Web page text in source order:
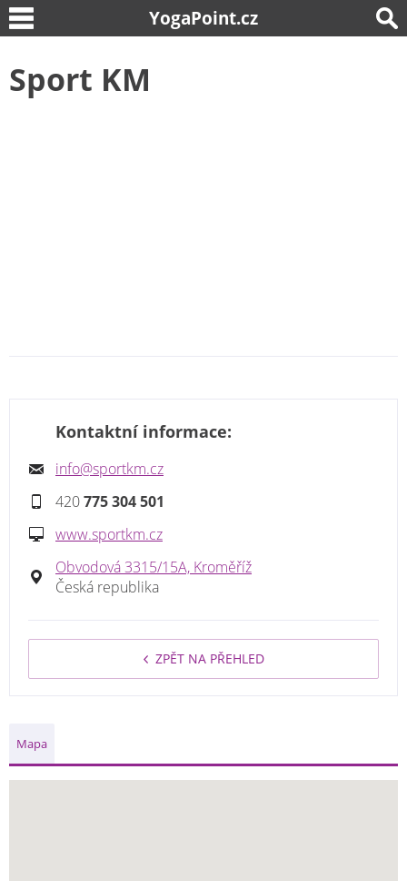
YogaPoint.cz
Sport KM
Kontaktní informace:
info@sportkm.cz
420775 304 501
www.sportkm.cz
Obvodová 3315/15A, Kroměříž
Česká republika
ZPĚT NA PŘEHLED
Mapa